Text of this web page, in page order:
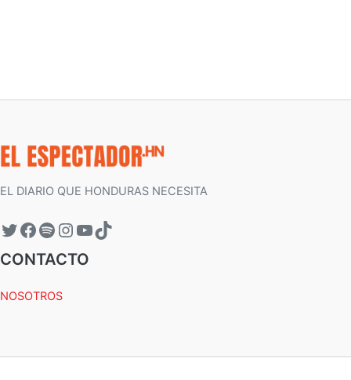
EL DIARIO QUE HONDURAS NECESITA
CONTACTO
NOSOTROS